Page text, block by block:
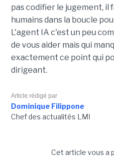
pas codifier le jugement, il
humains dans la boucle
L'agent IA c'est un peu
de vous aider mais qui
exactement ce point qui
dirigeant.
Article rédigé par
Dominique Filippone
Chef des actualités LMI
Cet article vous a